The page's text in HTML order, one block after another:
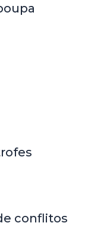
conflitos